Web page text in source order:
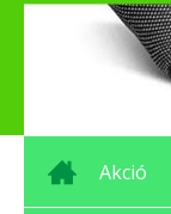
Akció